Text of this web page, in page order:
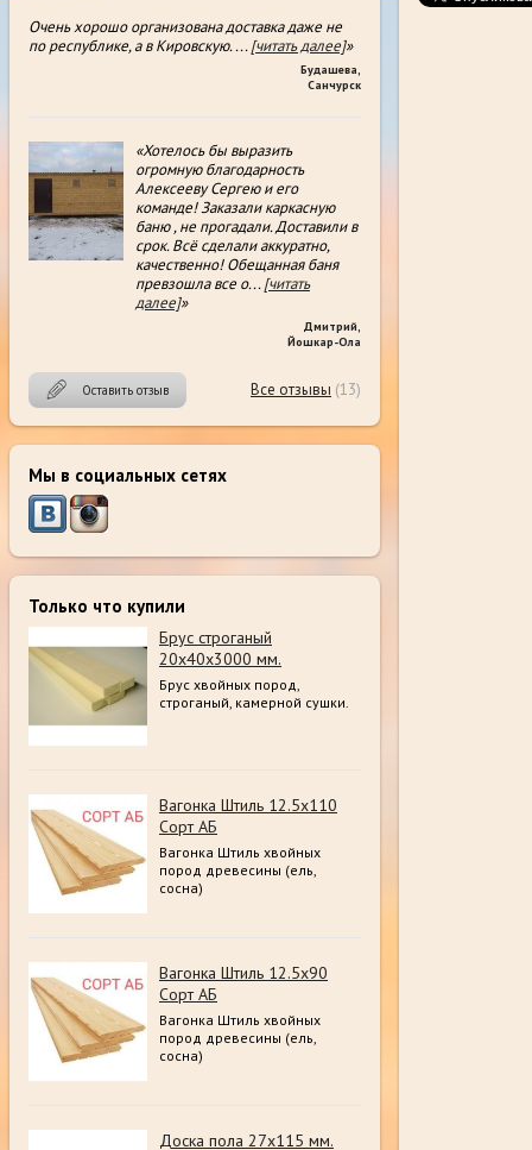
Очень хорошо организована доставка даже не
по республике, а в Кировскую....[читать далее]»
Будашева
Санчурск
«Хотелось бы выразить
огромную благодарность
Алексееву Сергею и его
команде! Заказали каркасную
баню , не прогадали. Доставили в
срок. Всё сделали аккуратно,
качественно! Обещанная баня
превзошла все о...[читать
далее]»
Дмитрий
Йошкар-Ола
Оставить отзыв Все отзывы (13)
Мы в социальных сетях
Только что купили
Брус строганый
20х40х3000 мм.
Брус хвойных пород,
строганый, камерной сушки.
Вагонка Штиль 12.5х110
Сорт АБ
Вагонка Штиль хвойных
пород древесины (ель,
сосна)
Вагонка Штиль 12.5х90
Сорт АБ
Вагонка Штиль хвойных
пород древесины (ель,
сосна)
Доска пола 27х115 мм.